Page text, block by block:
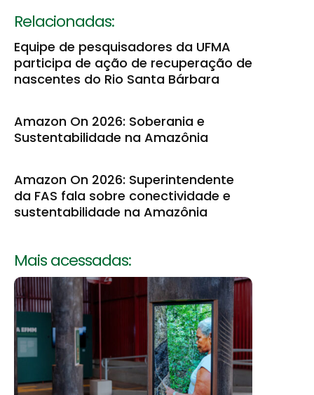
Relacionadas:
Equipe de pesquisadores da UFMA
participa de ação de recuperação de
nascentes do Rio Santa Bárbara
Amazon On 2026: Soberania e
Sustentabilidade na Amazônia
Amazon On 2026: Superintendente
da FAS fala sobre conectividade e
sustentabilidade na Amazônia
Mais acessadas: